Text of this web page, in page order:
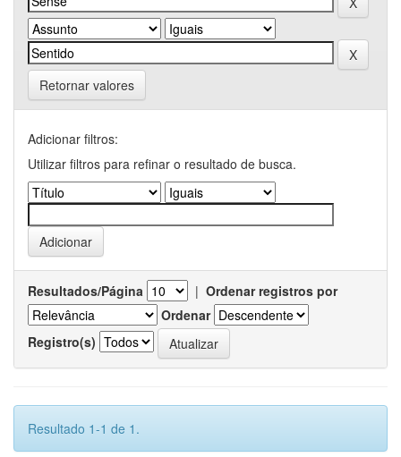
Retornar valores
Adicionar filtros:
Utilizar filtros para refinar o resultado de busca.
Resultados/Página | Ordenar registros por
Ordenar
Registro(s)
Resultado 1-1 de 1.